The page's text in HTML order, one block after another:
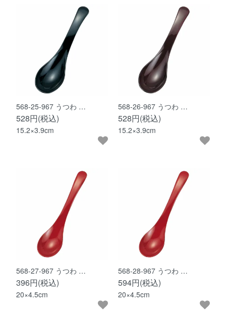
568-25-967 うつわ …
528円(税込)
15.2×3.9cm
568-26-967 うつわ …
528円(税込)
15.2×3.9cm
568-27-967 うつわ …
396円(税込)
20×4.5cm
568-28-967 うつわ …
594円(税込)
20×4.5cm